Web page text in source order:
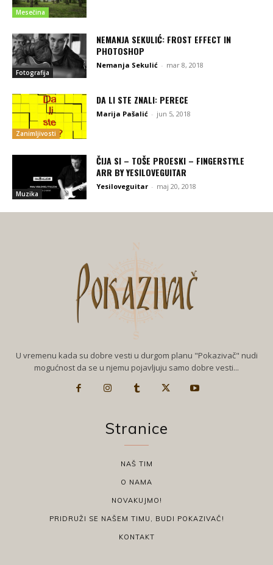
Mesečina
Fotografija
NEMANJA SEKULIĆ: FROST EFFECT IN
PHOTOSHOP
Nemanja Sekulić - mar 8, 2018
Zanimljivosti
DA LI STE ZNALI: PERECE
Marija Pašalić - jun 5, 2018
Muzika
ČIJA SI – TOŠE PROESKI – FINGERSTYLE
ARR BY YESILOVEGUITAR
Yesiloveguitar - maj 20, 2018
U vremenu kada su dobre vesti u durgom planu "Pokazivač" nudi
mogućnost da se u njemu pojavljuju samo dobre vesti...
Stranice
NAŠ TIM
O NAMA
NOVAKUJMO!
PRIDRUŽI SE NAŠEM TIMU, BUDI POKAZIVAČ!
KONTAKT